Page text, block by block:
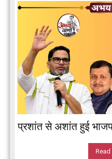
प्रशांत से अशांत हुई
Read